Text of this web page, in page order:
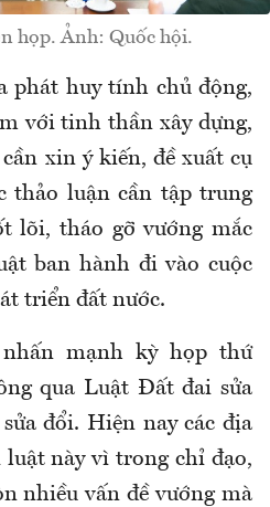
họp. Ảnh: Quốc hội.
phát huy tính chủ động,
với tinh thần xây dựng,
xin ý kiến, đề xuất cụ
thảo luận cần tập trung
lõi, tháo gỡ vướng mắc
ban hành đi vào cuộc
triển đất nước.
mạnh kỳ họp thứ
qua Luật Đất đai sửa
đổi. Hiện nay các địa
luật này vì trong chỉ đạo,
nhiều vấn đề vướng mà